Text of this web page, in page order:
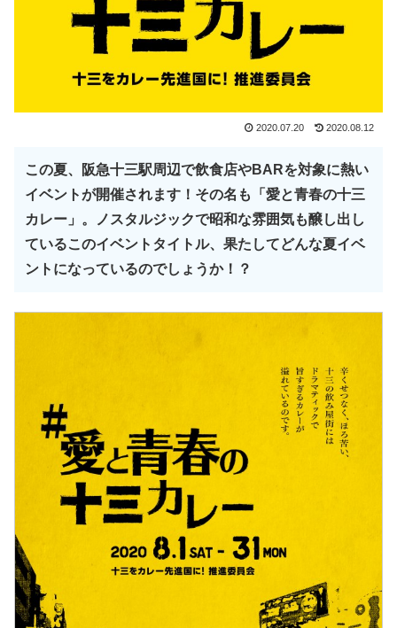
2020.07.20 2020.08.12
この夏、阪急十三駅周辺で飲食店やBARを対象に熱い
イベントが開催されます！その名も「愛と青春の十三
カレー」。ノスタルジックで昭和な雰囲気も醸し出し
ているこのイベントタイトル、果たしてどんな夏イベ
ントになっているのでしょうか！？